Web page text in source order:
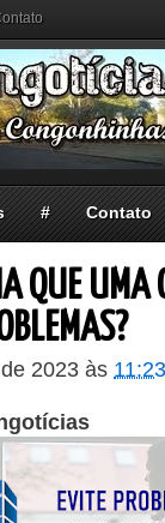
# Contato
QUE UMA
2023 às 11:23